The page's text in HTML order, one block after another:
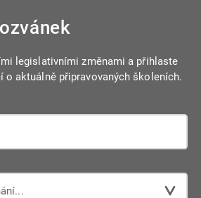
příloze k účetní závěrce nebo zvolit
zajistí.že účetnictví odráží skutečný
nikoliv pouze pohyby peněz.
legislativními změnami a přihlaste
o aktuálně připravovaných školeních.